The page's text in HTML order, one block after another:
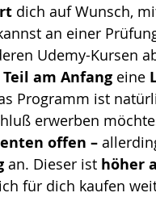
dich auf Wunsch,
an einer
Udemy-Kursen
am Anfang eine
Programm ist
erwerben
offen –
an. Dieser ist höher
für dich kaufen